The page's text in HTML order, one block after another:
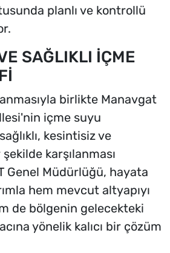
planlı ve kontrollü
SAĞLIKLI İÇME
birlikte Manavgat
içme suyu
kesintisiz ve
karşılanması
Genel Müdürlüğü, hayata
hem mevcut altyapıyı
de bölgenin gelecekteki
yönelik kalıcı bir çözüm